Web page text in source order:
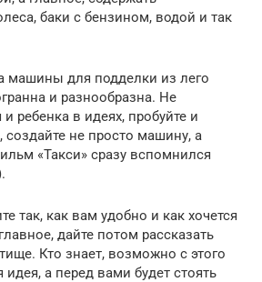
баки с бензином, водой и так
машины для подделки из лего
и разнообразна. Не
ребенка в идеях, пробуйте и
создайте не просто машину, а
«Такси» сразу вспомнился
так, как вам удобно и как хочется
дайте потом рассказать
Кто знает, возможно с этого
идея, а перед вами будет стоять